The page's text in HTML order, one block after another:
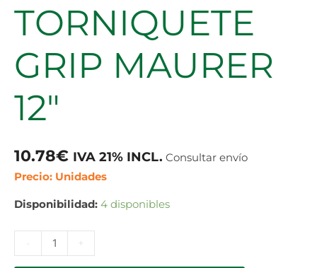
TORNIQUETE
GRIP MAURER
12″
10.78€ IVA 21% INCL. Consultar envío
Precio: Unidades
Disponibilidad: 4 disponibles
+